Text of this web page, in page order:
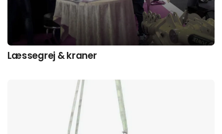
Læssegrej & kraner